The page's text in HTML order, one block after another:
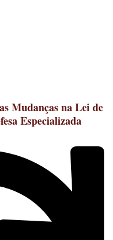
Mudanças na Lei de
Especializada